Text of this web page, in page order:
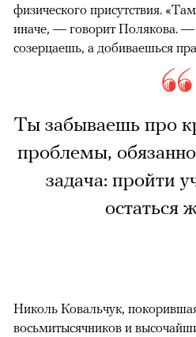
физического присутствия.
иначе, — говорит Полякова.
созерцаешь, а добиваешься
Ты забываешь про
проблемы,
задача: пройти
остаться
Николь Ковальчук,
восьмитысячников и